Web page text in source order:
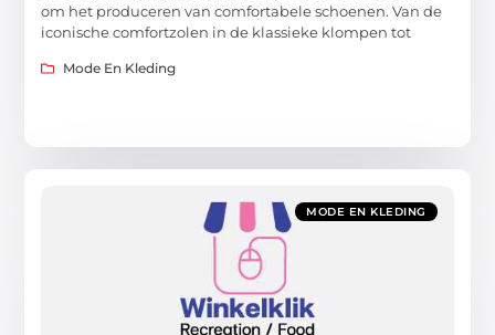
om het produceren van comfortabele schoenen. Van de
iconische comfortzolen in de klassieke klompen tot
Mode En Kleding
MODE EN KLEDING